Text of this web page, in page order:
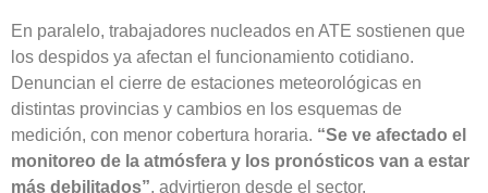
En paralelo, trabajadores nucleados en ATE sostienen que
los despidos ya afectan el funcionamiento cotidiano.
Denuncian el cierre de estaciones meteorológicas en
distintas provincias y cambios en los esquemas de
medición, con menor cobertura horaria. “Se ve afectado el
monitoreo de la atmósfera y los pronósticos van a estar
más debilitados”, advirtieron desde el sector.